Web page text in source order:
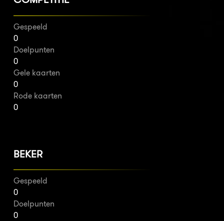
Gespeeld
0
Doelpunten
0
Gele kaarten
0
Rode kaarten
0
BEKER
Gespeeld
0
Doelpunten
0